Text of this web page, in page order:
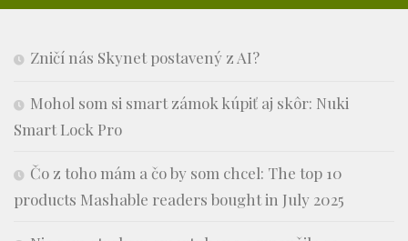
Zničí nás Skynet postavený z AI?
Mohol som si smart zámok kúpiť aj skôr: Nuki
Smart Lock Pro
Čo z toho mám a čo by som chcel: The top 10
products Mashable readers bought in July 2025